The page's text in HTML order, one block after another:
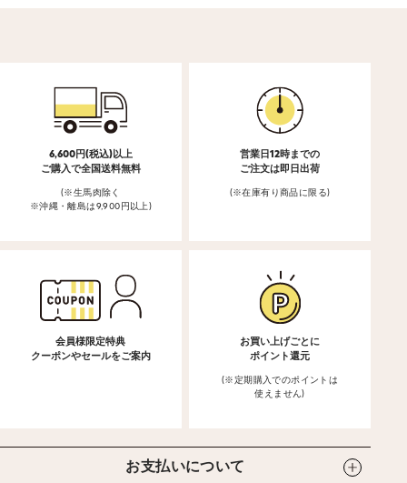
6,600円(税込)以上
ご購入で全国送料無料
(※生馬肉除く
※沖縄・離島は9,900円以上)
営業日12時までの
ご注文は即日出荷
(※在庫有り商品に限る)
会員様限定特典
クーポンやセールをご案内
お買い上げごとに
ポイント還元
(※定期購入でのポイントは
使えません)
お支払いについて